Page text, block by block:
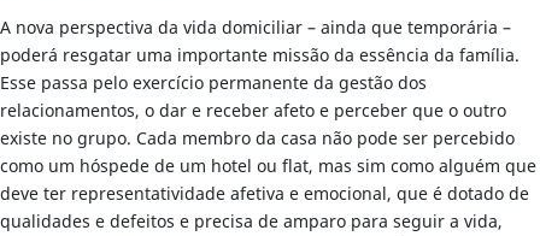
A nova perspectiva da vida domiciliar – ainda que temporária –
poderá resgatar uma importante missão da essência da família.
Esse passa pelo exercício permanente da gestão dos
relacionamentos, o dar e receber afeto e perceber que o outro
existe no grupo. Cada membro da casa não pode ser percebido
como um hóspede de um hotel ou flat, mas sim como alguém que
deve ter representatividade afetiva e emocional, que é dotado de
qualidades e defeitos e precisa de amparo para seguir a vida,